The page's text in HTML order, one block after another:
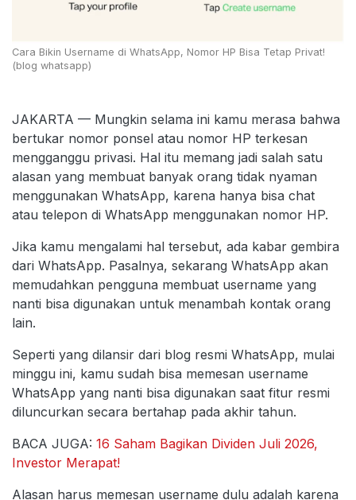
Cara Bikin Username di WhatsApp, Nomor HP Bisa Tetap Privat!
(blog whatsapp)
JAKARTA — Mungkin selama ini kamu merasa bahwa
bertukar nomor ponsel atau nomor HP terkesan
mengganggu privasi. Hal itu memang jadi salah satu
alasan yang membuat banyak orang tidak nyaman
menggunakan WhatsApp, karena hanya bisa chat
atau telepon di WhatsApp menggunakan nomor HP.
Jika kamu mengalami hal tersebut, ada kabar gembira
dari WhatsApp. Pasalnya, sekarang WhatsApp akan
memudahkan pengguna membuat username yang
nanti bisa digunakan untuk menambah kontak orang
lain.
Seperti yang dilansir dari blog resmi WhatsApp, mulai
minggu ini, kamu sudah bisa memesan username
WhatsApp yang nanti bisa digunakan saat fitur resmi
diluncurkan secara bertahap pada akhir tahun.
BACA JUGA: 16 Saham Bagikan Dividen Juli 2026,
Investor Merapat!
Alasan harus memesan username dulu adalah karena